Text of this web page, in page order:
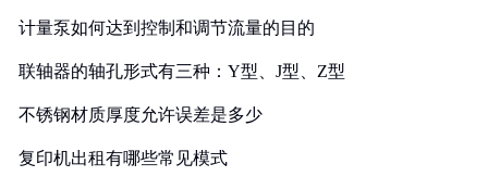
计量泵如何达到控制和调节流量的目的
联轴器的轴孔形式有三种：Y型、J型、Z型
不锈钢材质厚度允许误差是多少
复印机出租有哪些常见模式